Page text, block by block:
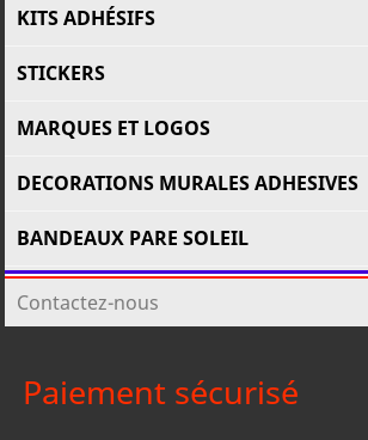
KITS ADHÉSIFS
STICKERS
MARQUES ET LOGOS
DECORATIONS MURALES ADHESIVES
BANDEAUX PARE SOLEIL
Contactez-nous
Paiement sécurisé